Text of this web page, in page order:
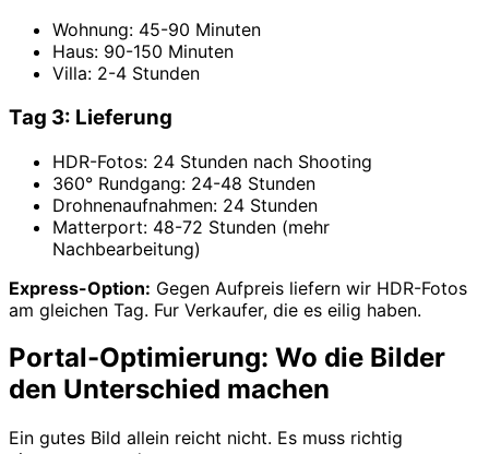
Wohnung: 45-90 Minuten
Haus: 90-150 Minuten
Villa: 2-4 Stunden
Tag 3: Lieferung
HDR-Fotos: 24 Stunden nach Shooting
360° Rundgang: 24-48 Stunden
Drohnenaufnahmen: 24 Stunden
Matterport: 48-72 Stunden (mehr
Nachbearbeitung)
Express-Option: Gegen Aufpreis liefern wir HDR-Fotos
am gleichen Tag. Fur Verkaufer, die es eilig haben.
Portal-Optimierung: Wo die Bilder
den Unterschied machen
Ein gutes Bild allein reicht nicht. Es muss richtig